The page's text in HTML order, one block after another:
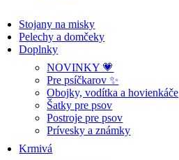
Stojany na misky
Pelechy a domčeky
Doplnky
NOVINKY 💗
Pre psíčkarov ✨
Obojky, vodítka a hovienkáče
Šatky pre psov
Postroje pre psov
Prívesky a známky
Krmivá